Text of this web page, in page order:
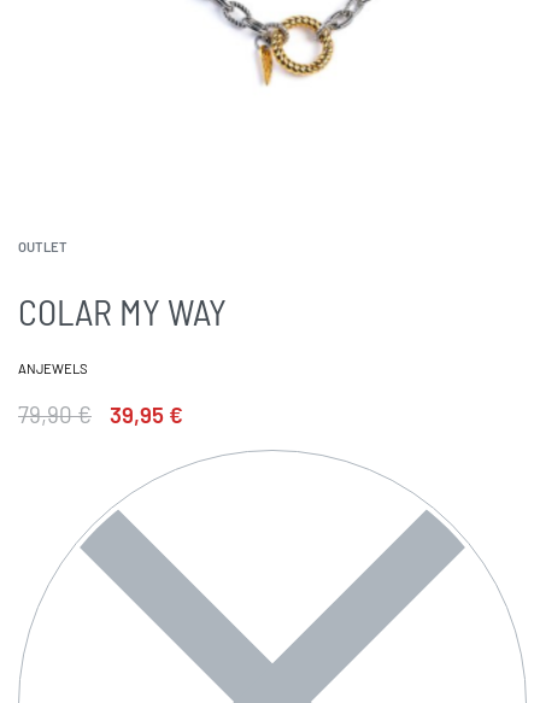
OUTLET
COLAR MY WAY
ANJEWELS
79,90€ 39,95 €